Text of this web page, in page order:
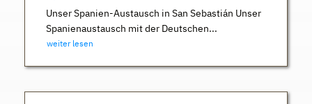
Unser Spanien-Austausch in San Sebastián Unser
Spanienaustausch mit der Deutschen...
weiter lesen